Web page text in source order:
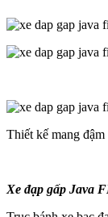
Thiết kế mang
Xe đạp gấp Java